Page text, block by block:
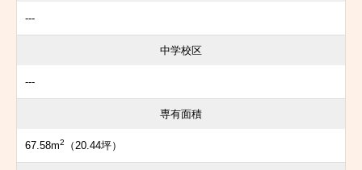
---
中学校区
---
専有面積
67.58m2 （20.44坪）